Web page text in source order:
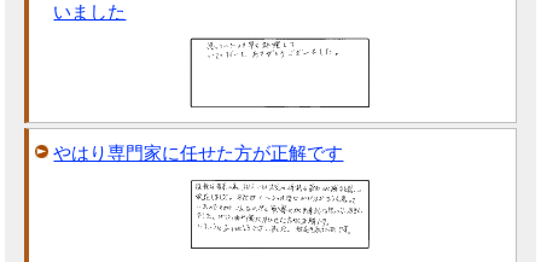
いました
やはり専門家に任せた方が正解です